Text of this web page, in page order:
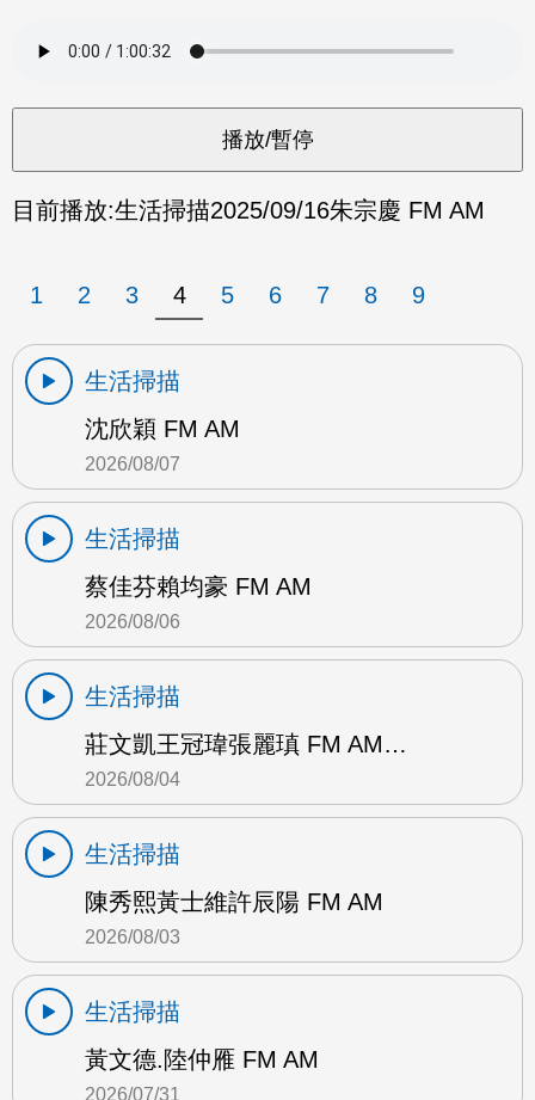
目前播放:生活掃描2025/09/16朱宗慶 FM AM
1 2 3 4 5 6 7 8 9
生活掃描
沈欣穎 FM AM
2026/08/07
生活掃描
蔡佳芬賴均豪 FM AM
2026/08/06
生活掃描
莊文凱王冠瑋張麗瑱 FM AM…
2026/08/04
生活掃描
陳秀熙黃士維許辰陽 FM AM
2026/08/03
生活掃描
黃文德.陸仲雁 FM AM
2026/07/31